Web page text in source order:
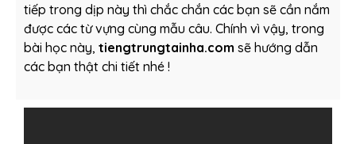
tiếp trong dịp này thì chắc chắn các bạn sẽ cần nắm
được các từ vựng cùng mẫu câu. Chính vì vậy, trong
bài học này, tiengtrungtainha.com sẽ hướng dẫn
các bạn thật chi tiết nhé !